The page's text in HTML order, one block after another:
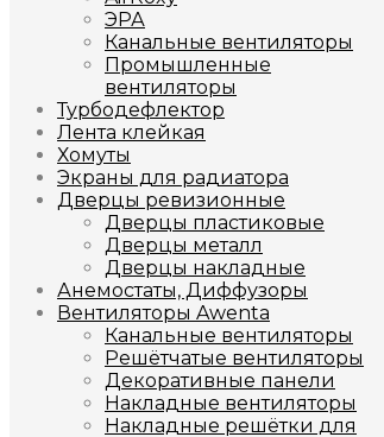
ЭРА
Канальные вентиляторы
Промышленные
вентиляторы
Турбодефлектор
Лента клейкая
Хомуты
Экраны для радиатора
Дверцы ревизионные
Дверцы пластиковые
Дверцы металл
Дверцы накладные
Анемостаты, Диффузоры
Вентиляторы Awenta
Канальные вентиляторы
Решётчатые вентиляторы
Декоративные панели
Накладные вентиляторы
Накладные решётки для